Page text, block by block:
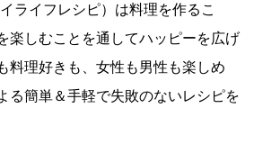
ライフレシピ）は料理を作るこ
楽しむことを通してハッピーを広げ
料理好きも、女性も男性も楽しめ
る簡単＆手軽で失敗のないレシピを